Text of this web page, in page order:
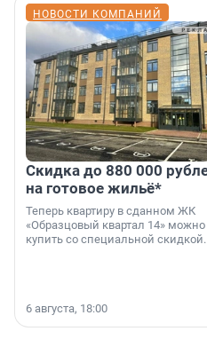
НОВОСТИ КОМПАНИЙ
Скидка до 880 000
на готовое жильё*
Теперь квартиру в сданном ЖК
«Образцовый квартал 14» можно
купить со специальной скидкой.
6 августа, 18:00